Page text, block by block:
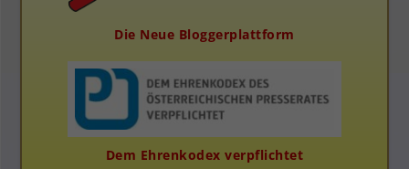
Die Neue Bloggerplattform
Dem Ehrenkodex verpflichtet